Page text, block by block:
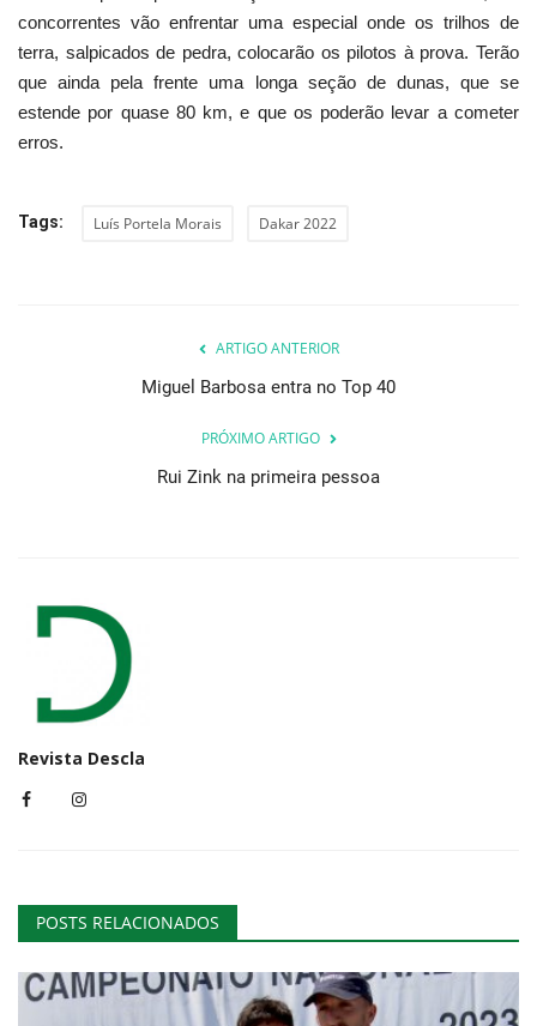
concorrentes vão enfrentar uma especial onde os trilhos de
terra, salpicados de pedra, colocarão os pilotos à prova. Terão
que ainda pela frente uma longa seção de dunas, que se
estende por quase 80 km, e que os poderão levar a cometer
erros.
Tags: Luís Portela Morais Dakar 2022
ARTIGO ANTERIOR
Miguel Barbosa entra no Top 40
PRÓXIMO ARTIGO
Rui Zink na primeira pessoa
Revista Descla
POSTS RELACIONADOS